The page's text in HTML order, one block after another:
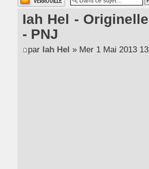
Iah Hel -
- PNJ
par Iah Hel » Mer 1 Mai 2013